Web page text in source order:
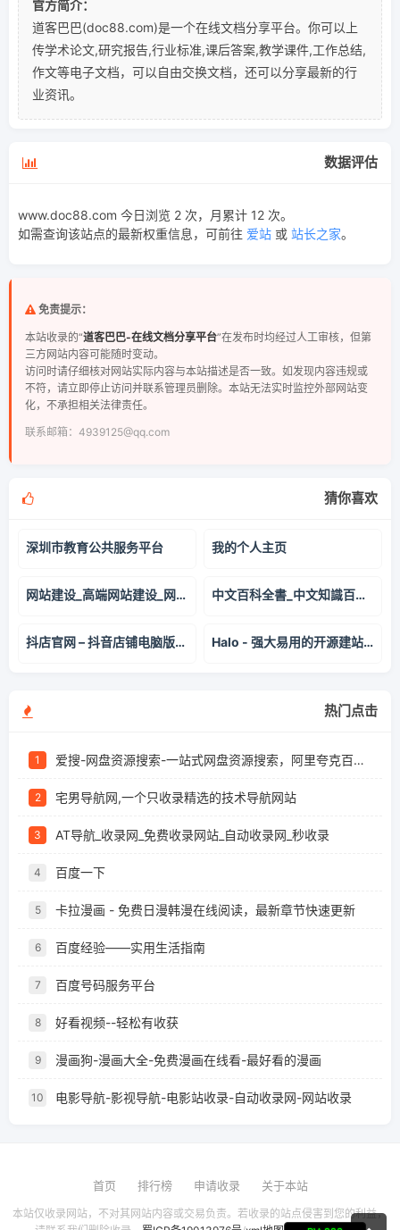
官方简介：
道客巴巴(doc88.com)是一个在线文档分享平台。你可以上
传学术论文,研究报告,行业标准,课后答案,教学课件,工作总结,
作文等电子文档，可以自由交换文档，还可以分享最新的行
业资讯。
数据评估
www.doc88.com 今日浏览 2 次，月累计 12 次。
如需查询该站点的最新权重信息，可前往 爱站 或 站长之家。
免责提示：
本站收录的“道客巴巴-在线文档分享平台”在发布时均经过人工审核，但第
三方网站内容可能随时变动。
访问时请仔细核对网站实际内容与本站描述是否一致。如发现内容违规或
不符，请立即停止访问并联系管理员删除。本站无法实时监控外部网站变
化，不承担相关法律责任。
联系邮箱：4939125@qq.com
猜你喜欢
深圳市教育公共服务平台 我的个人主页
网站建设_高端网站建设_网站制作_建网站公司-凡科建站 中文百科全書_中文知識百科_中文百科網站
抖店官网 – 抖音店铺电脑版下载 | 抖音电商官方出品一站式商家工作台 Halo - 强大易用的开源建站工具
热门点击
1 爱搜-网盘资源搜索-一站式网盘资源搜索，阿里夸克百度迅雷UC全聚合
2 宅男导航网,一个只收录精选的技术导航网站
3 AT导航_收录网_免费收录网站_自动收录网_秒收录
4 百度一下
5 卡拉漫画 - 免费日漫韩漫在线阅读，最新章节快速更新
6 百度经验——实用生活指南
7 百度号码服务平台
8 好看视频--轻松有收获
9 漫画狗-漫画大全-免费漫画在线看-最好看的漫画
10 电影导航-影视导航-电影站收录-自动收录网-网站收录
首页 排行榜 申请收录 关于本站
本站仅收录网站，不对其网站内容或交易负责。若收录的站点侵害到您的利益，